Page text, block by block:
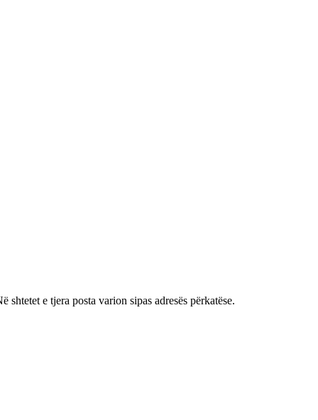
e tjera posta varion sipas adresës përkatëse.